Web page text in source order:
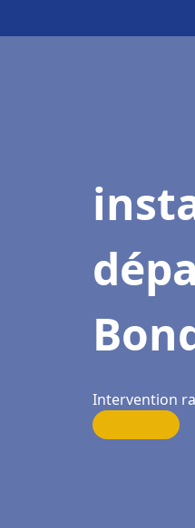
Intervention